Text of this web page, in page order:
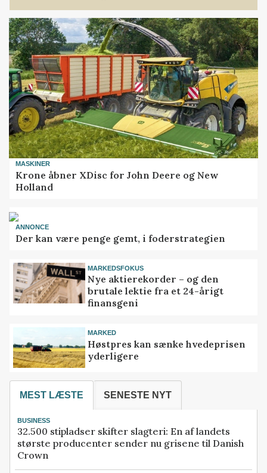
MASKINER
Krone åbner XDisc for John Deere og New
Holland
ANNONCE
Der kan være penge gemt, i foderstrategien
MARKEDSFOKUS
Nye aktierekorder – og den
brutale lektie fra et 24-årigt
finansgeni
MARKED
Høstpres kan sænke hvedeprisen
yderligere
MEST LÆSTE SENESTE NYT
BUSINESS
32.500 stipladser skifter slagteri: En af landets
største producenter sender nu grisene til Danish
Crown